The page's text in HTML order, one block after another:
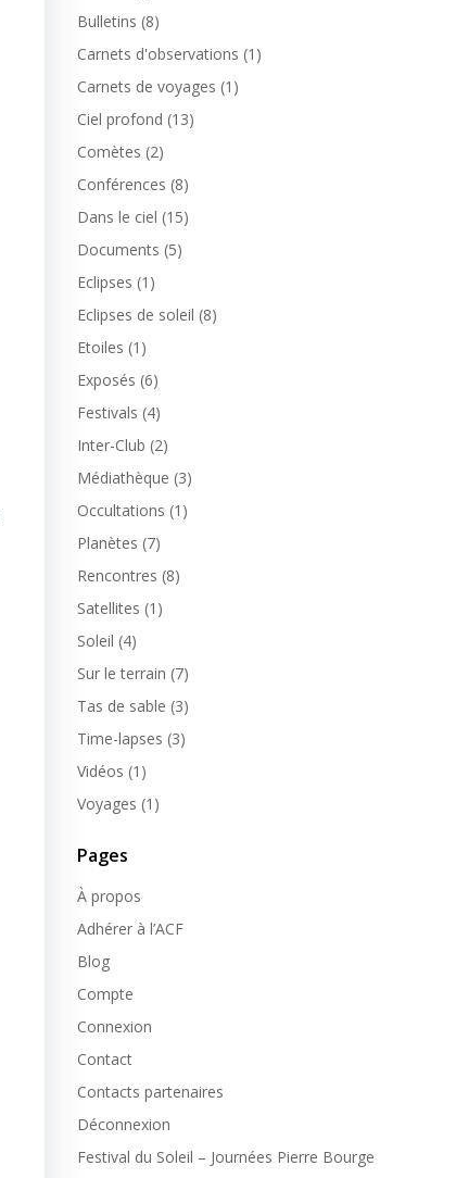
Bulletins (8)
Carnets d'observations (1)
Carnets de voyages (1)
Ciel profond (13)
Comètes (2)
Conférences (8)
Dans le ciel (15)
Documents (5)
Eclipses (1)
Eclipses de soleil (8)
Etoiles (1)
Exposés (6)
Festivals (4)
Inter-Club (2)
Médiathèque (3)
Occultations (1)
Planètes (7)
Rencontres (8)
Satellites (1)
Soleil (4)
Sur le terrain (7)
Tas de sable (3)
Time-lapses (3)
Vidéos (1)
Voyages (1)
Pages
À propos
Adhérer à l’ACF
Blog
Compte
Connexion
Contact
Contacts partenaires
Déconnexion
Festival du Soleil – Journées Pierre Bourge